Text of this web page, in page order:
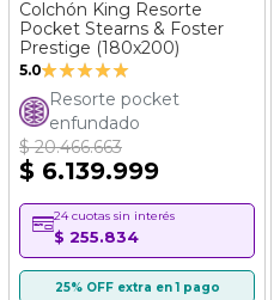
Colchón King Resorte
Pocket Stearns & Foster
Prestige (180x200)
5.0Valoración:
100%
Resorte pocket
enfundado
$ 20.466.663
$ 6.139.999
24 cuotas sin interés
$ 255.834
25% OFF extra en 1 pago